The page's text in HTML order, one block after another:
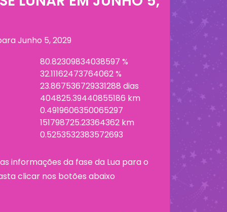
Junho 5, 2029
80.82309834038597 %
32.11162473764062 %
23.867536729331288 dias
404825.39440855186 km
0.4919606350065297
151798725.23364362 km
0.5253532383572693
informações da fase da Lua para o
clicar nos botões abaixo